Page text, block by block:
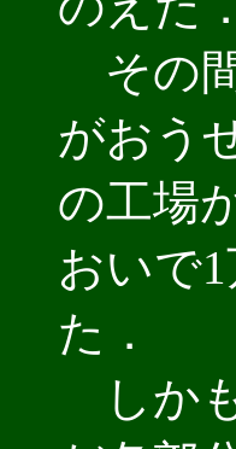
その
がおう
の工場
おいで
た．
しか